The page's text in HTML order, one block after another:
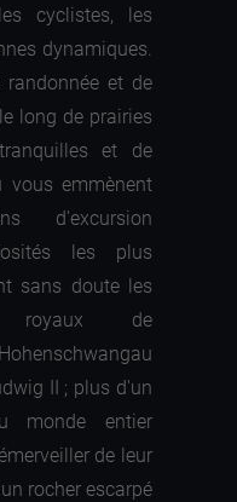
cyclistes, les
dynamiques.
randonnée et de
long de prairies
et de
vous emmènent
d'excursion
les plus
sans doute les
royaux de
II ; plus d'un
monde entier
de leur
rocher escarpé